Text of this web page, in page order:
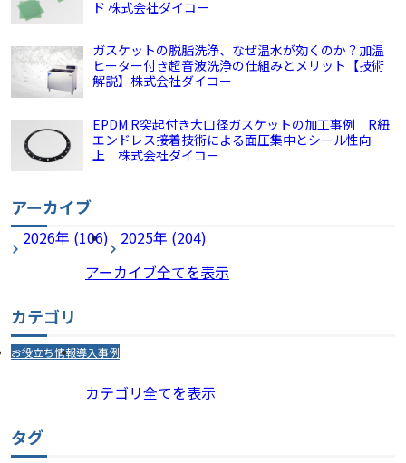
ド 株式会社ダイコー
ガスケットの脱脂洗浄、なぜ温水が効くのか？加温
ヒーター付き超音波洗浄の仕組みとメリット【技術
解説】株式会社ダイコー
EPDM R突起付き大口径ガスケットの加工事例 R紐
エンドレス接着技術による面圧集中とシール性向
上 株式会社ダイコー
アーカイブ
2026年 (106)
2025年 (204)
アーカイブ全てを表示
カテゴリ
お役立ち情報導入事例
カテゴリ全てを表示
タグ